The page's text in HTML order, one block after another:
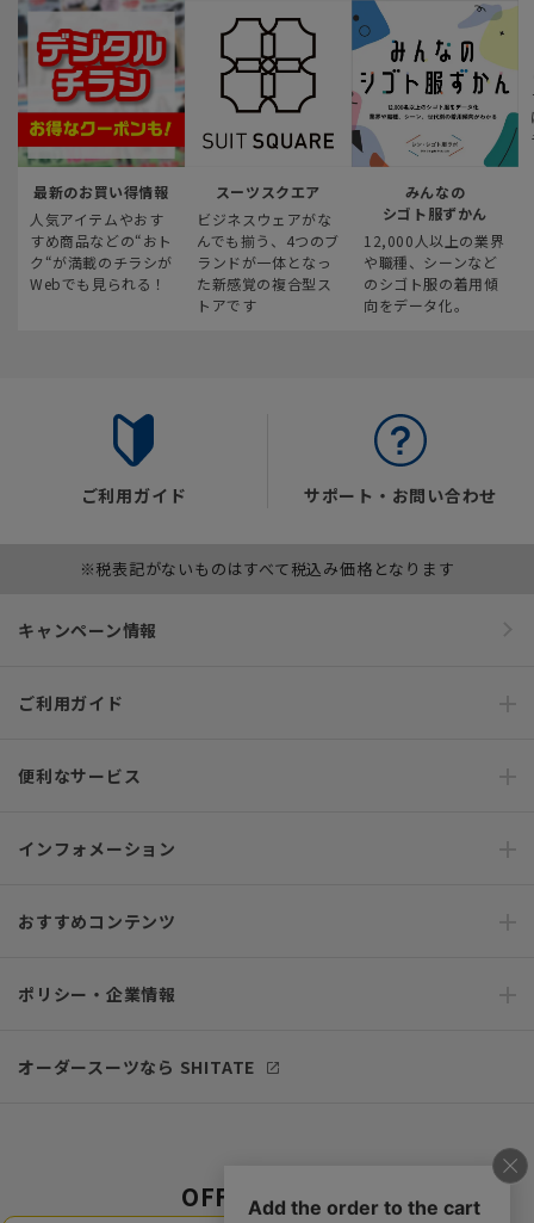
最新のお買い得情報
人気アイテムやおす
すめ商品などの“おト
ク“が満載のチラシが
Webでも見られる！
スーツスクエア
ビジネスウェアがな
んでも揃う、4つのブ
ランドが一体となっ
た新感覚の複合型ス
トアです
みんなの
シゴト服ずかん
12,000人以上の業界
や職種、シーンなど
のシゴト服の着用傾
向をデータ化。
ご利用ガイド サポート・お問い合わせ
※税表記がないものはすべて税込み価格となります
キャンペーン情報
ご利用ガイド
便利なサービス
インフォメーション
おすすめコンテンツ
ポリシー・企業情報
オーダースーツなら SHITATE
OFFICIAL SNS